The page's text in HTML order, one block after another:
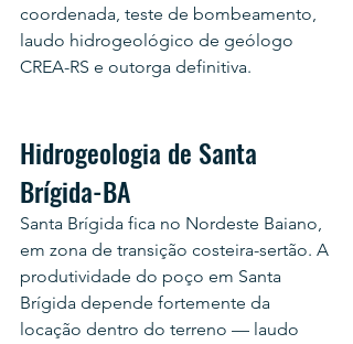
coordenada, teste de bombeamento,
laudo hidrogeológico de geólogo
CREA-RS e outorga definitiva.
Hidrogeologia de Santa
Brígida-BA
Santa Brígida fica no Nordeste Baiano,
em zona de transição costeira-sertão. A
produtividade do poço em Santa
Brígida depende fortemente da
locação dentro do terreno — laudo